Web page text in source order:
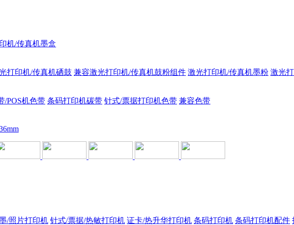
机/传真机墨盒
打印机/传真机硒鼓 兼容激光打印机/传真机鼓粉组件 激光打印机/传真机墨粉 激光
/POS机色带 条码打印机碳带 针式/票据打印机色带 兼容色带
/照片打印机 针式/票据/热敏打印机 证卡/热升华打印机 条码打印机 条码打印机配件